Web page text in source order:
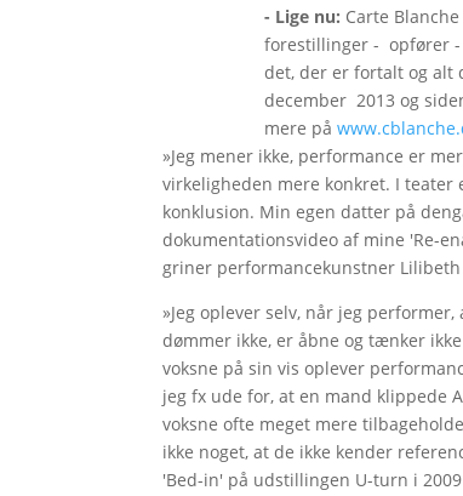
- Lige nu: Carte
forestillinger - opfører -
det, der er fortalt og alt
december 2013 og
mere på
»Jeg mener ikke, performance er
virkeligheden mere konkret. I
konklusion. Min egen datter på
dokumentationsvideo af mine 'Re-
griner performancekunstner
»Jeg oplever selv, når jeg
dømmer ikke, er åbne og tænker
voksne på sin vis oplever
jeg fx ude for, at en mand klippede
voksne ofte meget mere
ikke noget, at de ikke kender
'Bed-in' på udstillingen U-turn i